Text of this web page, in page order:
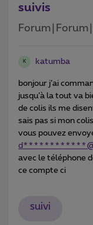
suivis
K katumba
bonjour j’ai
jusqu’à la tout va
de colis ils me
sais pas si mon
vous pouvez
avec le téléphone
ce compte ci
suivi